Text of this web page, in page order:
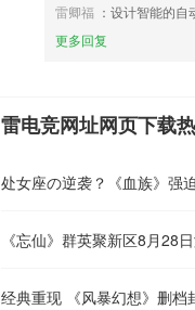
雷卿福 ：设计智能的
更多回复
雷电竞网址网页下载
处女座の逆袭？《血族》强
《忘仙》群英聚新区8月28
经典重现 《风暴幻想》删档